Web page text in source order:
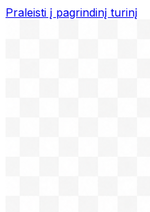
Praleisti į pagrindinį turinį